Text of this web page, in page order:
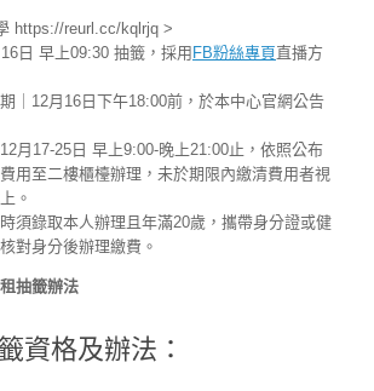
https://reurl.cc/kqlrjq >
日 早上09:30 抽籤，採用FB粉絲專頁直播方
｜12月16日下午18:00前，於本中心官網公告
月17-25日 早上9:00-晚上21:00止，依照公布
用至二樓櫃檯辦理，未於期限內繳清費用者視
。
須錄取本人辦理且年滿20歲，攜帶身分證或健
對身分後辦理繳費。
抽籤辦法
格及辦法：